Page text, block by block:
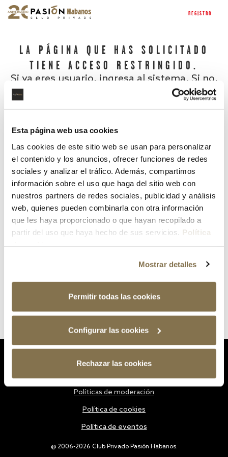
Esta página web usa cookies
Las cookies de este sitio web se usan para personalizar
el contenido y los anuncios, ofrecer funciones de redes
sociales y analizar el tráfico. Además, compartimos
información sobre el uso que haga del sitio web con
nuestros partners de redes sociales, publicidad y análisis
web, quienes pueden combinarla con otra información
que les haya proporcionado o que hayan recopilado a
partir del uso que haya hecho de sus servicios. Política
Mostrar detalles
Permitir todas las cookies
Configurar las cookies
Rechazar las cookies
REGISTRO
LA PÁGINA QUE HAS SOLICITADO
TIENE ACCESO RESTRINGIDO.
Si ya eres usuario, ingresa al sistema. Si no,
¿Has olvidado tu contraseña?
@ 2006-2026 Club Privado Pasión Habanos.
Políticas de moderación
Política de cookies
Política de eventos